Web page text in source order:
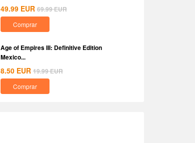
49.99 EUR 69.99EUR
Comprar
Age of Empires III: Definitive Edition
Mexico...
8.50 EUR 19.99EUR
Comprar